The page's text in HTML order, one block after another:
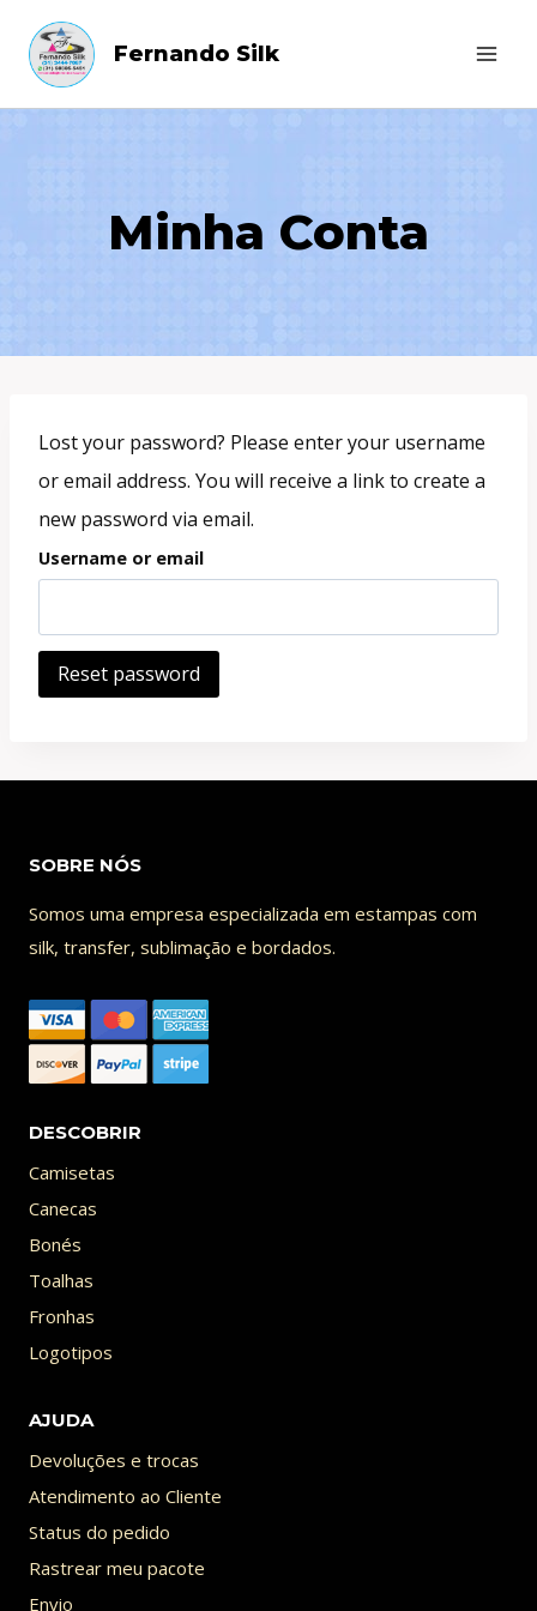
content
Fernando Silk
Minha Conta
Lost your password? Please enter your username
or email address. You will receive a link to create a
new password via email.
Username or email
Reset password
SOBRE NÓS
Somos uma empresa especializada em estampas com
silk, transfer, sublimação e bordados.
DESCOBRIR
Camisetas
Canecas
Bonés
Toalhas
Fronhas
Logotipos
AJUDA
Devoluções e trocas
Atendimento ao Cliente
Status do pedido
Rastrear meu pacote
Envio